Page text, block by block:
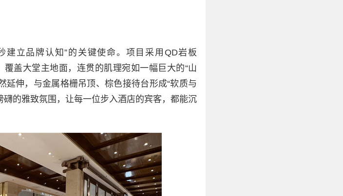
建立品牌认知”的关键使命。项目采用QD岩板
盖大堂主地面，连贯的肌理宛如一幅巨大的“山
延伸，与金属格栅吊顶、棕色接待台形成“软质与
的雅致氛围，让每一位步入酒店的宾客，都能沉